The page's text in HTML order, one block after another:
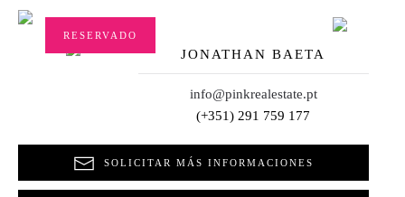
RESERVADO
JONATHAN BAETA
info@pinkrealestate.pt
(+351) 291 759 177
SOLICITAR MÁS INFORMACIONES